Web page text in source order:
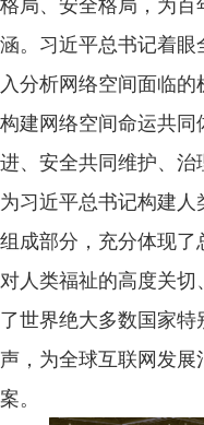
涵。习近平总书记着
入分析网络空间面临
构建网络空间命运共
进、安全共同维护、
为习近平总书记构建
组成部分，充分体现了
对人类福祉的高度关
了世界绝大多数国家
声，为全球互联网发
案。